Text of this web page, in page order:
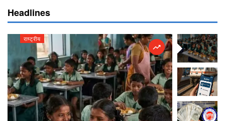
Headlines
राष्ट्रीय राष्ट्रीय